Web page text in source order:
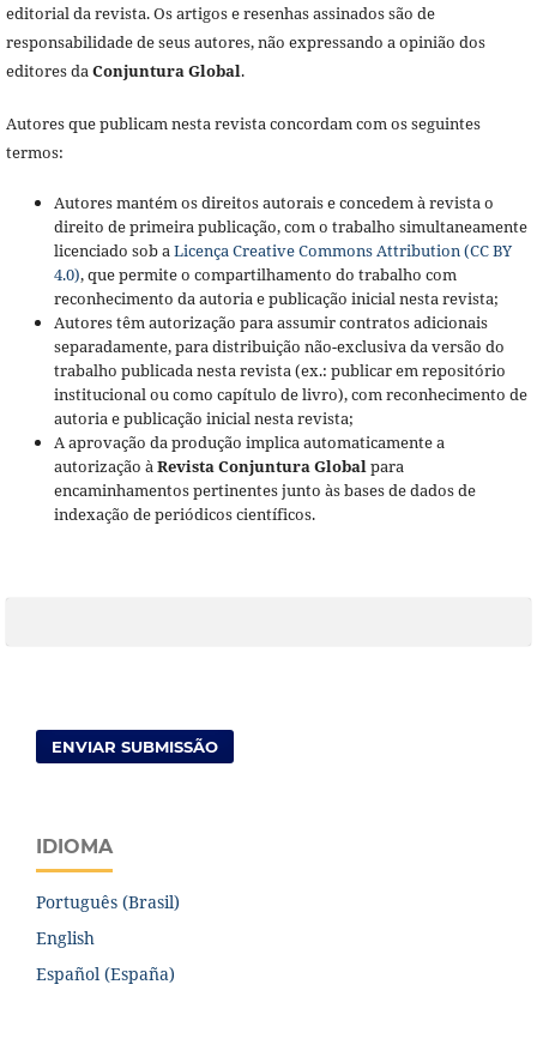
editorial da revista. Os artigos e resenhas assinados são de
responsabilidade de seus autores, não expressando a opinião dos
editores daConjuntura Global.
Autores que publicam nesta revista concordam com os seguintes
termos:
Autores mantém os direitos autorais e concedem à revista o
direito de primeira publicação, com o trabalho simultaneamente
licenciado sob aLicença Creative Commons Attribution (CC BY
4.0), que permite o compartilhamento do trabalho com
reconhecimento da autoria e publicação inicial nesta revista;
Autores têm autorização para assumir contratos adicionais
separadamente, para distribuição não-exclusiva da versão do
trabalho publicada nesta revista (ex.: publicar em repositório
institucional ou como capítulo de livro), com reconhecimento de
autoria e publicação inicial nesta revista;
A aprovação da produção implica automaticamente a
autorização àRevista Conjuntura Globalpara
encaminhamentos pertinentes junto às bases de dados de
indexação de periódicos científicos.
ENVIAR SUBMISSÃO
IDIOMA
Português (Brasil)
English
Español (España)